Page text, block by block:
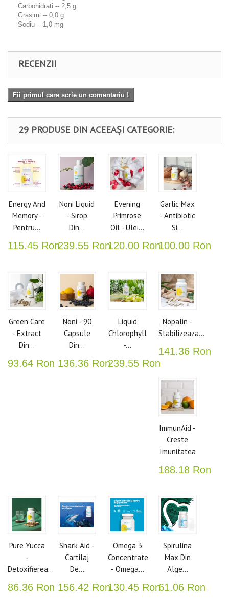
Carbohidrati -- 2,5 g
Grasimi -- 0,0 g
Sodiu -- 1,0 mg
RECENZII
Fii primul care scrie un comentariu !
29 PRODUSE DIN ACEEAȘI CATEGORIE:
Energy And
Memory -
Pentru...
115.45 Ron
Noni Liquid
- Sirop
Din...
239.55 Ron
Evening
Primrose
Oil - Ulei...
120.00 Ron
Garlic Max
- Antibiotic
Si...
100.00 Ron
Green Care
- Extract
Din...
93.64 Ron
Noni - 90
Capsule
Din...
136.36 Ron
Liquid
Chlorophyll
-...
239.55 Ron
Nopalin -
Stabilizeaza...
141.36 Ron
ImmunAid -
Creste
Imunitatea
188.18 Ron
Pure Yucca
-
Detoxifierea...
86.36 Ron
Shark Aid -
Cartilaj
De...
156.42 Ron
Omega 3
Concentrate
- Omega...
130.45 Ron
Spirulina
Max Din
Alge...
61.06 Ron